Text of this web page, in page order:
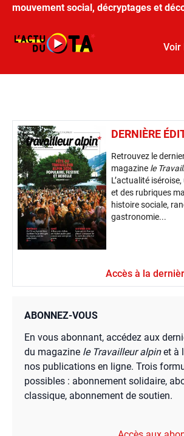
mouvement social, décryptages et
Voir
DERNIÈRE
Retrouvez le
magazine le
L’actualité
et des rubriques
histoire sociale,
gastronomie...
Accès à la
ABONNEZ-VOUS
En vous abonnant, accédez aux
du magazine le Travailleur alpinet à
nos publications en ligne. Trois
possibles : abonnement solidaire,
classique, abonnement de soutien.